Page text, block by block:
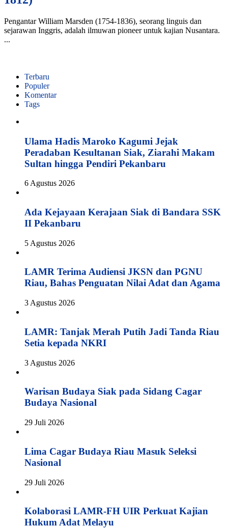
Pengantar William Marsden (1754-1836), seorang linguis dan
sejarawan Inggris, adalah ilmuwan pioneer untuk kajian Nusantara.
...
Terbaru
Populer
Komentar
Tags
Ulama Hadis Maroko Kagumi Jejak
Peradaban Kesultanan Siak, Ziarahi Makam
Sultan hingga Pendiri Pekanbaru
6 Agustus 2026
Ada Kejayaan Kerajaan Siak di Bandara SSK
II Pekanbaru
5 Agustus 2026
LAMR Terima Audiensi JKSN dan PGNU
Riau, Bahas Penguatan Nilai Adat dan Agama
3 Agustus 2026
LAMR: Tanjak Merah Putih Jadi Tanda Riau
Setia kepada NKRI
3 Agustus 2026
Warisan Budaya Siak pada Sidang Cagar
Budaya Nasional
29 Juli 2026
Lima Cagar Budaya Riau Masuk Seleksi
Nasional
29 Juli 2026
Kolaborasi LAMR-FH UIR Perkuat Kajian
Hukum Adat Melayu